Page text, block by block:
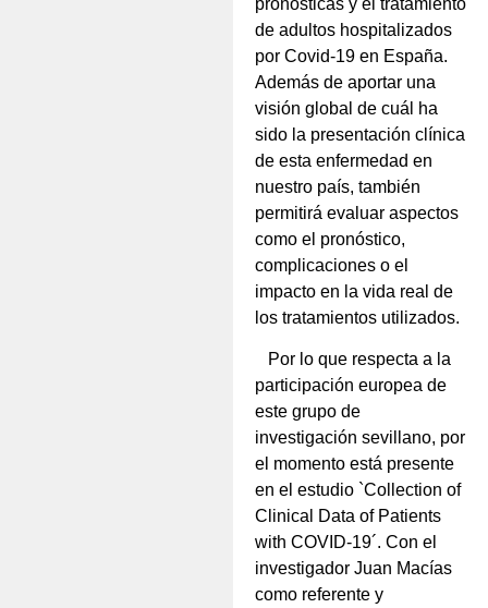
pronósticas y el tratamiento
de adultos hospitalizados
por Covid-19 en España.
Además de aportar una
visión global de cuál ha
sido la presentación clínica
de esta enfermedad en
nuestro país, también
permitirá evaluar aspectos
como el pronóstico,
complicaciones o el
impacto en la vida real de
los tratamientos utilizados.
Por lo que respecta a la
participación europea de
este grupo de
investigación sevillano, por
el momento está presente
en el estudio `Collection of
Clinical Data of Patients
with COVID-19´. Con el
investigador Juan Macías
como referente y